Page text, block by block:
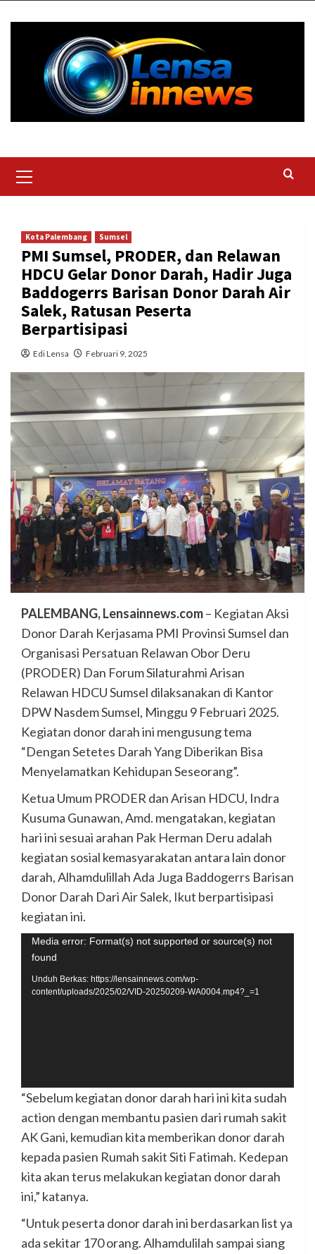
Menu
Kota Palembang Sumsel
PMI Sumsel, PRODER, dan Relawan
HDCU Gelar Donor Darah, Hadir Juga
Baddogerrs Barisan Donor Darah Air
Salek, Ratusan Peserta
Berpartisipasi
Edi Lensa Februari 9, 2025
PALEMBANG, Lensainnews.com– Kegiatan Aksi
Donor Darah Kerjasama PMI Provinsi Sumsel dan
Organisasi Persatuan Relawan Obor Deru
(PRODER) Dan Forum Silaturahmi Arisan
Relawan HDCU Sumsel dilaksanakan di Kantor
DPW Nasdem Sumsel, Minggu 9 Februari 2025.
Kegiatan donor darah ini mengusung tema
“Dengan Setetes Darah Yang Diberikan Bisa
Menyelamatkan Kehidupan Seseorang”.
Ketua Umum PRODER dan Arisan HDCU, Indra
Kusuma Gunawan, Amd. mengatakan, kegiatan
hari ini sesuai arahan Pak Herman Deru adalah
kegiatan sosial kemasyarakatan antara lain donor
darah, Alhamdulillah Ada Juga Baddogerrs Barisan
Donor Darah Dari Air Salek, Ikut berpartisipasi
kegiatan ini.
Pemutar
Video
Media error: Format(s) not supported or source(s) not
found
Unduh Berkas: https://lensainnews.com/wp-
content/uploads/2025/02/VID-20250209-WA0004.mp4?_=1
“Sebelum kegiatan donor darah hari ini kita sudah
action dengan membantu pasien dari rumah sakit
AK Gani, kemudian kita memberikan donor darah
kepada pasien Rumah sakit Siti Fatimah. Kedepan
kita akan terus melakukan kegiatan donor darah
ini,” katanya.
“Untuk peserta donor darah ini berdasarkan list ya
ada sekitar 170 orang. Alhamdulilah sampai siang